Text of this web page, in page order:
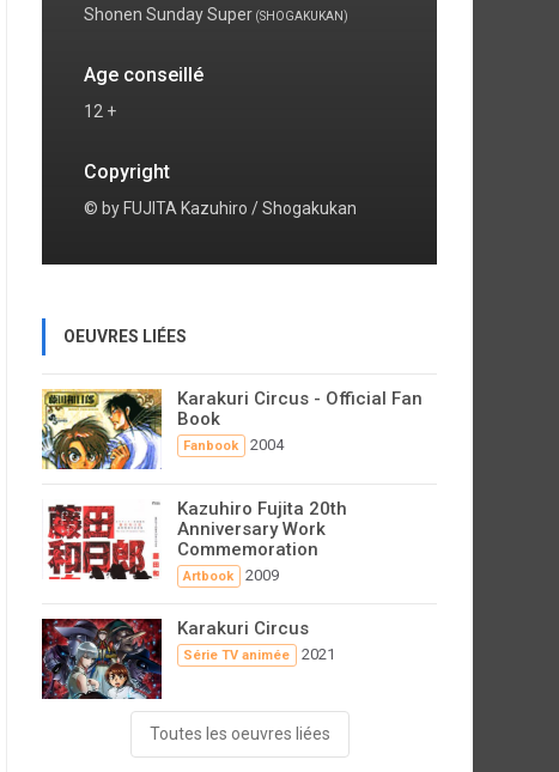
Shonen Sunday Super (SHOGAKUKAN)
Age conseillé
12 +
Copyright
© by FUJITA Kazuhiro / Shogakukan
OEUVRES LIÉES
Karakuri Circus - Official Fan
Book
Fanbook 2004
Kazuhiro Fujita 20th
Anniversary Work
Commemoration
Artbook 2009
Karakuri Circus
Série TV animée 2021
Toutes les oeuvres liées